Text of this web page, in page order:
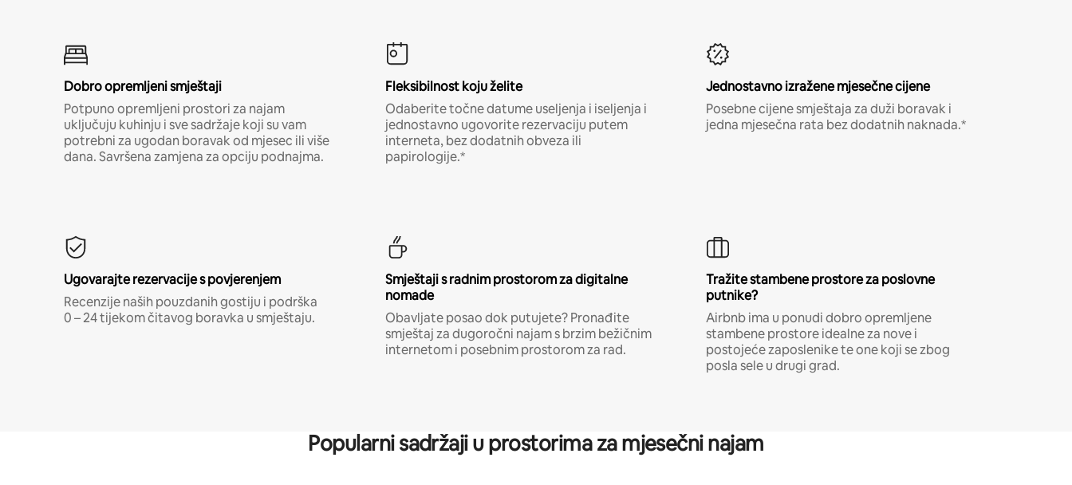
Dobro opremljeni smještaji
Potpuno opremljeni prostori za najam
uključuju kuhinju i sve sadržaje koji su vam
potrebni za ugodan boravak od mjesec ili više
dana. Savršena zamjena za opciju podnajma.
Fleksibilnost koju želite
Odaberite točne datume useljenja i iseljenja i
jednostavno ugovorite rezervaciju putem
interneta, bez dodatnih obveza ili
papirologije.*
Jednostavno izražene mjesečne cijene
Posebne cijene smještaja za duži boravak i
jedna mjesečna rata bez dodatnih naknada.*
Ugovarajte rezervacije s povjerenjem
Recenzije naših pouzdanih gostiju i podrška
0 – 24 tijekom čitavog boravka u smještaju.
Smještaji s radnim prostorom za digitalne
nomade
Obavljate posao dok putujete? Pronađite
smještaj za dugoročni najam s brzim bežičnim
internetom i posebnim prostorom za rad.
Tražite stambene prostore za poslovne
putnike?
Airbnb ima u ponudi dobro opremljene
stambene prostore idealne za nove i
postojeće zaposlenike te one koji se zbog
posla sele u drugi grad.
Popularni sadržaji u prostorima za mjesečni najam